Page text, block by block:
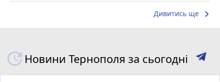
Дивитись ще keyboard_arrow_right
Новини Тернополя за сьогодні